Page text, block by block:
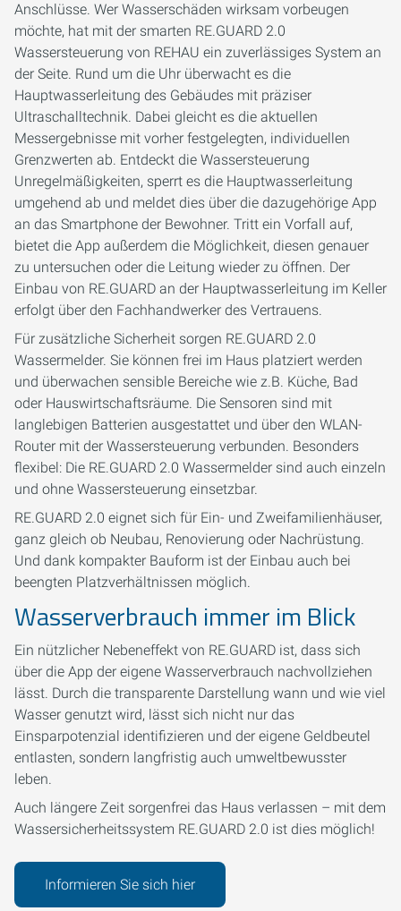
Anschlüsse. Wer Wasserschäden wirksam vorbeugen
möchte, hat mit der smarten RE.GUARD 2.0
Wassersteuerung von REHAU ein zuverlässiges System an
der Seite. Rund um die Uhr überwacht es die
Hauptwasserleitung des Gebäudes mit präziser
Ultraschalltechnik. Dabei gleicht es die aktuellen
Messergebnisse mit vorher festgelegten, individuellen
Grenzwerten ab. Entdeckt die Wassersteuerung
Unregelmäßigkeiten, sperrt es die Hauptwasserleitung
umgehend ab und meldet dies über die dazugehörige App
an das Smartphone der Bewohner. Tritt ein Vorfall auf,
bietet die App außerdem die Möglichkeit, diesen genauer
zu untersuchen oder die Leitung wieder zu öffnen. Der
Einbau von RE.GUARD an der Hauptwasserleitung im Keller
erfolgt über den Fachhandwerker des Vertrauens.
Für zusätzliche Sicherheit sorgen RE.GUARD 2.0
Wassermelder. Sie können frei im Haus platziert werden
und überwachen sensible Bereiche wie z.B. Küche, Bad
oder Hauswirtschaftsräume. Die Sensoren sind mit
langlebigen Batterien ausgestattet und über den WLAN-
Router mit der Wassersteuerung verbunden. Besonders
flexibel: Die RE.GUARD 2.0 Wassermelder sind auch einzeln
und ohne Wassersteuerung einsetzbar.
RE.GUARD 2.0 eignet sich für Ein- und Zweifamilienhäuser,
ganz gleich ob Neubau, Renovierung oder Nachrüstung.
Und dank kompakter Bauform ist der Einbau auch bei
beengten Platzverhältnissen möglich.
Wasserverbrauch immer im Blick
Ein nützlicher Nebeneffekt von RE.GUARD ist, dass sich
über die App der eigene Wasserverbrauch nachvollziehen
lässt. Durch die transparente Darstellung wann und wie viel
Wasser genutzt wird, lässt sich nicht nur das
Einsparpotenzial identifizieren und der eigene Geldbeutel
entlasten, sondern langfristig auch umweltbewusster
leben.
Auch längere Zeit sorgenfrei das Haus verlassen – mit dem
Wassersicherheitssystem RE.GUARD 2.0 ist dies möglich!
Informieren Sie sich hier